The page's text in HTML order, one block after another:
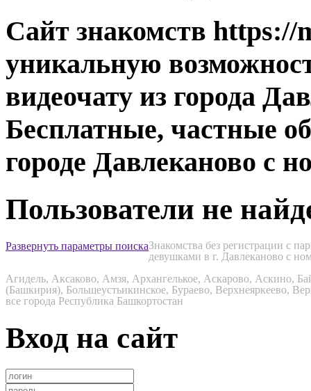
Сайт знакомств https://
уникальную
видеочату из города
Бесплатные, частные
городе Давлеканово с
Пользователи не
Развернуть параметры поискаЗнакомства без регистрации с
девушками в г. Давлеканово с
Агидель, Аксаково, Амзя, Архангелькое, Аскарово, Аскино,
(Башкирия), Большеустьикинское, Бураево, Верхнеяркеево,
все города Республика Башкортостан
Вход на сайт